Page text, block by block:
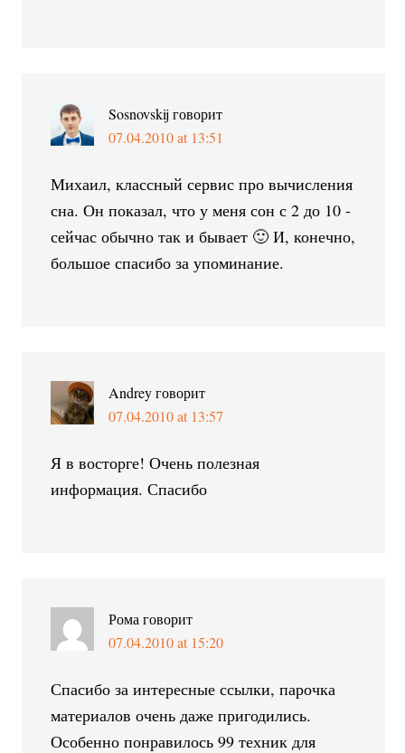
Sosnovskij говорит
07.04.2010 at 13:51
Михаил, классный сервис про вычисления
сна. Он показал, что у меня сон с 2 до 10 -
сейчас обычно так и бывает 🙂 И, конечно,
большое спасибо за упоминание.
Andrey говорит
07.04.2010 at 13:57
Я в восторге! Очень полезная
информация. Спасибо
Рома говорит
07.04.2010 at 15:20
Спасибо за интересные ссылки, парочка
материалов очень даже пригодились.
Особенно понравилось 99 техник для